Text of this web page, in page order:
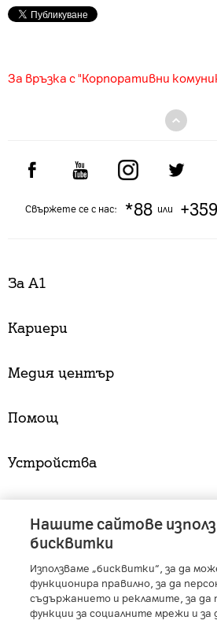
За връзка с "Корпоративни
Свържете се с нас: *88или
За А1
Кариери
Медия център
Помощ
Устройства
A1 Austria - A1 Croatia - A1
A1 Bulgaria
- A1 Macedonia
A1 Digital
- Member
Нашите сайтове
бисквитки
Използваме „бисквитки“, за да
функционира правилно, за да
съдържанието и рекламите, за да
функции за социалните мрежи и за